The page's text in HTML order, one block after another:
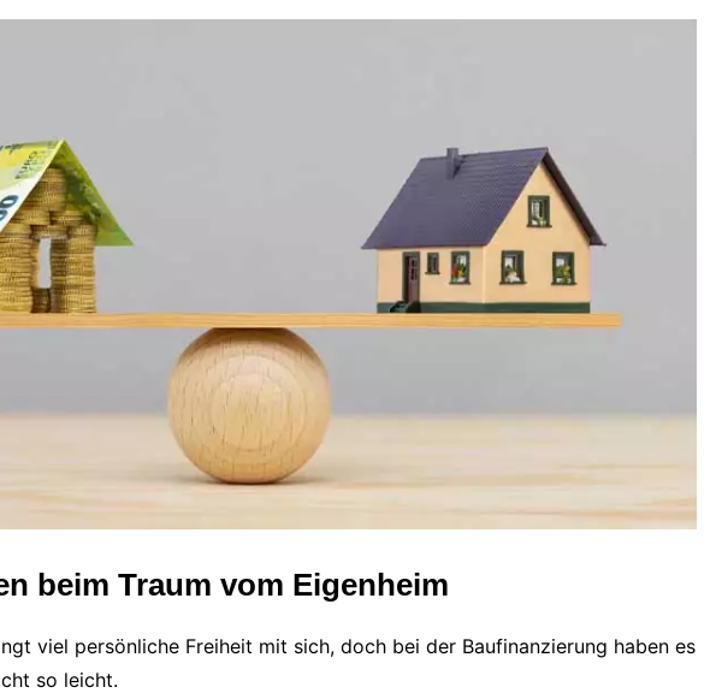
beim Traum vom Eigenheim
viel persönliche Freiheit mit sich, doch bei der Baufinanzierung haben es
so leicht.